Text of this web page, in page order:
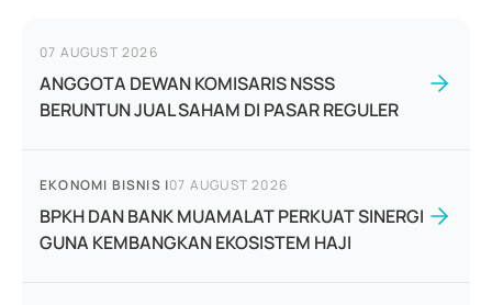
07 AUGUST 2026
ANGGOTA DEWAN KOMISARIS NSSS
BERUNTUN JUAL SAHAM DI PASAR REGULER
EKONOMI BISNIS |07 AUGUST 2026
BPKH DAN BANK MUAMALAT PERKUAT SINERGI
GUNA KEMBANGKAN EKOSISTEM HAJI